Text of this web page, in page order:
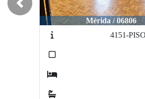
Mérida / 06806
4151-
Previous